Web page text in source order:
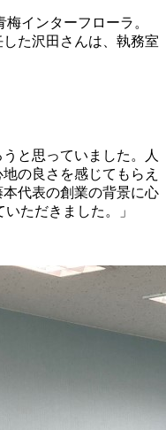
インターフローラ。
た沢田さんは、執務室
と思っていました。人
の良さを感じてもらえ
代表の創業の背景に心
ただきました。」